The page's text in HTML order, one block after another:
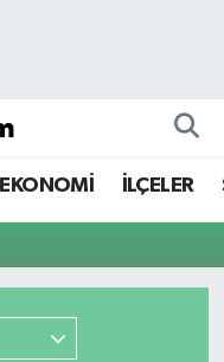
EKONOMİ İLÇELER